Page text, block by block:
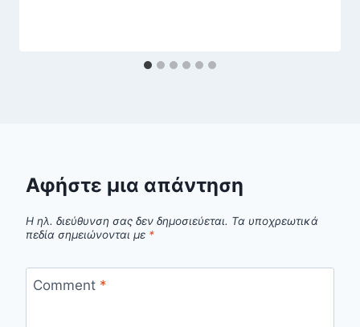
Αφήστε μια απάντηση
Η ηλ. διεύθυνση σας δεν δημοσιεύεται. Τα υποχρεωτικά
πεδία σημειώνονται με *
Comment *